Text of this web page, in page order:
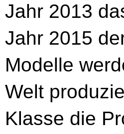
Jahr 2013
Jahr 2015
Modelle
Welt
Klasse die